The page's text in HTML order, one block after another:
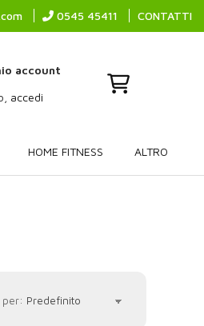
0545 45411 CONTATTI
account
accedi
HOME FITNESS
ALTRO
per: